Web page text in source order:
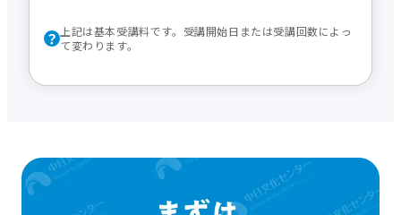
上記は基本受講料です。受講開始日または受講回数によっ
て変わります。